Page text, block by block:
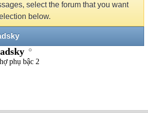
select the forum that you want
below.
phụ bậc 2